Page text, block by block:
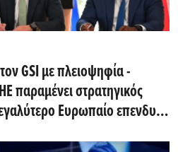
GSI με πλειοψηφία -
στρατηγικός
Ευρωπαίο επενδυτή